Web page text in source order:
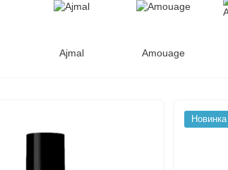
Ajmal Amouage
Новинка